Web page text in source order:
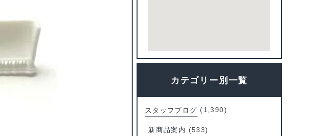
カテゴリー別一覧
スタッフブログ (1,390)
新商品案内 (533)